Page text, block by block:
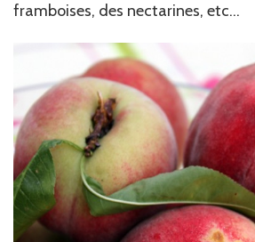
framboises, des nectarines, etc…